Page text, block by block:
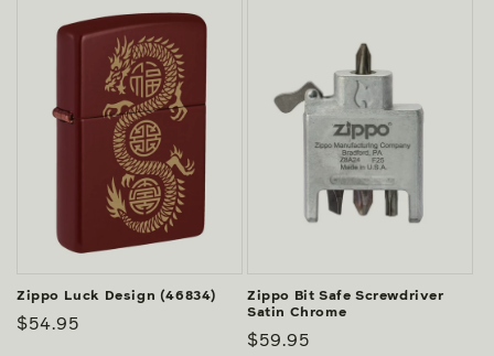
Zippo Luck Design (46834)
Prix
$54.95
Zippo Bit Safe Screwdriver
Satin Chrome
Prix
$59.95